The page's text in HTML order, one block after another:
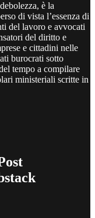
è la
di vista l’essenza di
del lavoro e avvocati
del diritto e
e cittadini nelle
burocrati sotto
tempo a compilare
ministeriali scritte in